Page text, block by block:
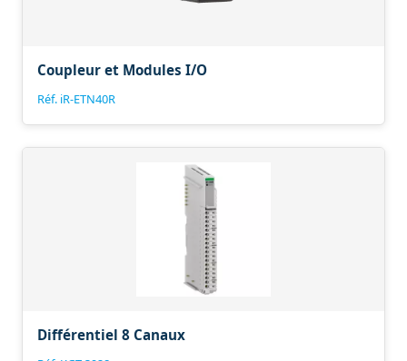
Coupleur et Modules I/O
Réf. iR-ETN40R
Différentiel 8 Canaux